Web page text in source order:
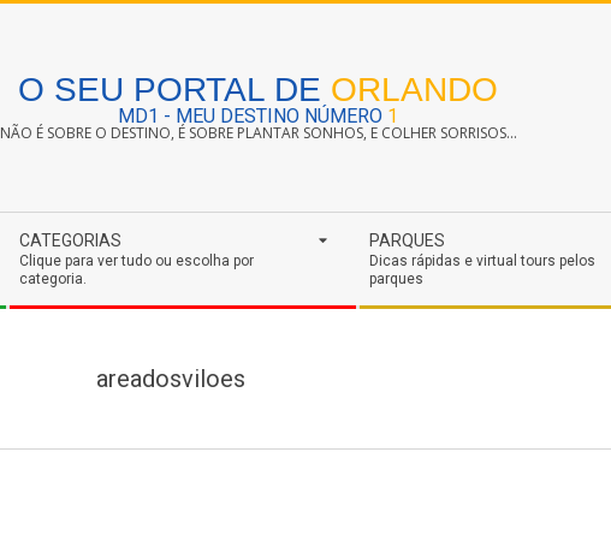
O SEU PORTAL DE ORLANDO
MD1 - MEU DESTINO NÚMERO 1
NÃO É SOBRE O DESTINO, É SOBRE PLANTAR SONHOS, E COLHER SORRISOS...
CATEGORIAS
Clique para ver tudo ou escolha por
categoria.
PARQUES
Dicas rápidas e virtual tours pelos
parques
areadosviloes